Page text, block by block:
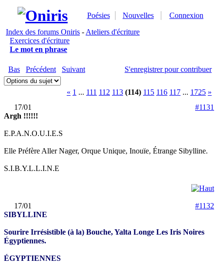
Poésies Nouvelles
Connexion
Index des forums Oniris - Ateliers d'écriture
Exercices d'écriture
Le mot en phrase
Bas Précédent Suivant S'enregistrer pour contribuer
« 1 ... 111 112 113 (114) 115 116 117 ... 1725 »
17/01
#1131
Argh !!!!!!
E.P.A.N.O.U.I.E.S
Elle Préfère Aller Nager, Orque Unique, Inouïe, Étrange Sibylline.
S.I.B.Y.L.L.I.N.E
17/01
#1132
SIBYLLINE
Sourire Irrésistible (à la) Bouche, Yalta Longe Les Iris Noires
Égyptiennes.
ÉGYPTIENNES